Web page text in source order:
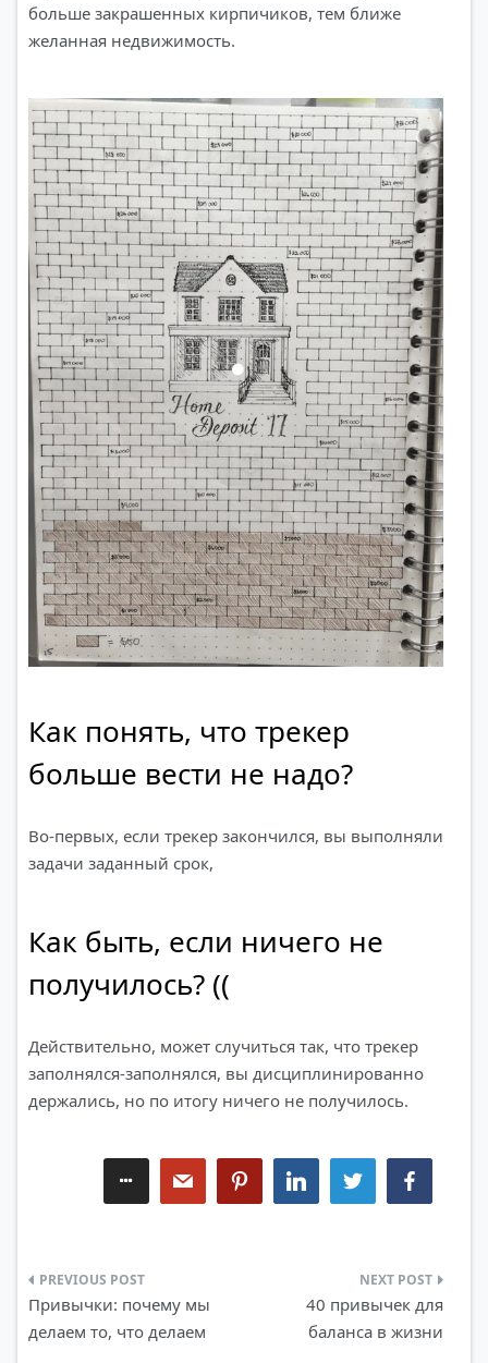
больше закрашенных кирпичиков, тем ближе
желанная недвижимость.
Как понять, что трекер
больше вести не надо?
Во-первых, если трекер закончился, вы выполняли
задачи заданный срок,
Как быть, если ничего не
получилось? ((
Действительно, может случиться так, что трекер
заполнялся-заполнялся, вы дисциплинированно
держались, но по итогу ничего не получилось.
Навигация
по
Привычки: почему мы
делаем то, что делаем
40 привычек для
баланса в жизни